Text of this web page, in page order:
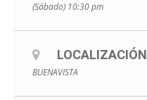
(Sábado) 10:30 pm
LOCALIZACIÓN
BUENAVISTA